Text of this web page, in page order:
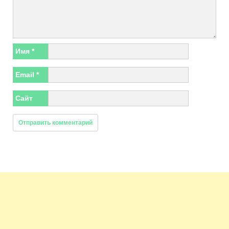
Имя *
Email *
Сайт